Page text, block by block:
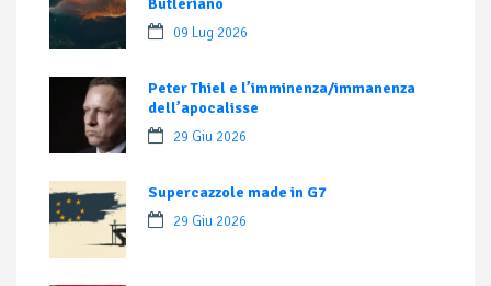
Butleriano
09 Lug 2026
Peter Thiel e l’imminenza/immanenza
dell’apocalisse
29 Giu 2026
Supercazzole made in G7
29 Giu 2026